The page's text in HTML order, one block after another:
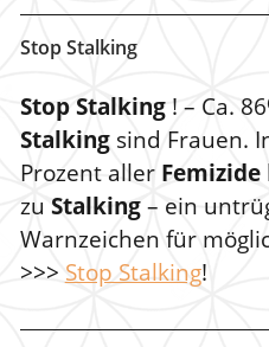
Stop Stalking
Stop Stalking! – Ca.
Stalkingsind Frauen.
Prozent aller Femizide
zu Stalking– ein
Warnzeichen für
>>> Stop Stalking!